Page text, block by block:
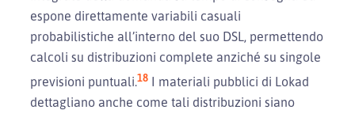
espone direttamente variabili casuali
probabilistiche all’interno del suo DSL, permettendo
calcoli su distribuzioni complete anziché su singole
previsioni puntuali.18 I materiali pubblici di Lokad
dettagliano anche come tali distribuzioni siano